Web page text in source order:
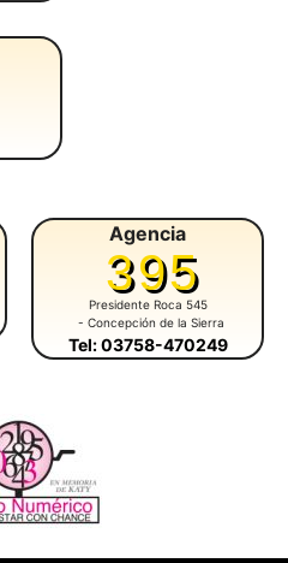
Agencia
395
Presidente Roca 545
- Concepción de la Sierra
Tel: 03758-470249